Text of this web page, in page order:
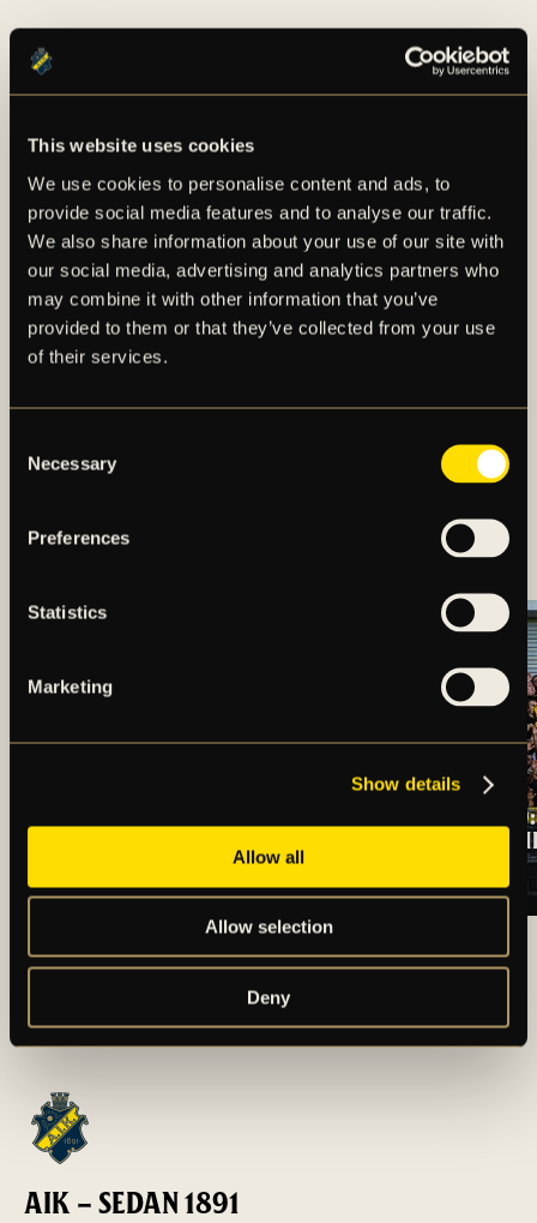
This website uses cookies
We use cookies to personalise content and ads, to
provide social media features and to analyse our traffic.
We also share information about your use of our site with
our social media, advertising and analytics partners who
may combine it with other information that you’ve
provided to them or that they’ve collected from your use
of their services.
Selection
Necessary
Preferences
Statistics
Marketing
Show details
Allow all
Allow selection
Deny
FLER NYHETER
BROMMAPOJKARNA
VD/KLUBBDIREKTÖR
TILL AIK FOTBOLL
BORTARESEINFO:
ÖRGRYTE IS –
ARTIKLAR OCH NYHETER
AIK – SEDAN 1891